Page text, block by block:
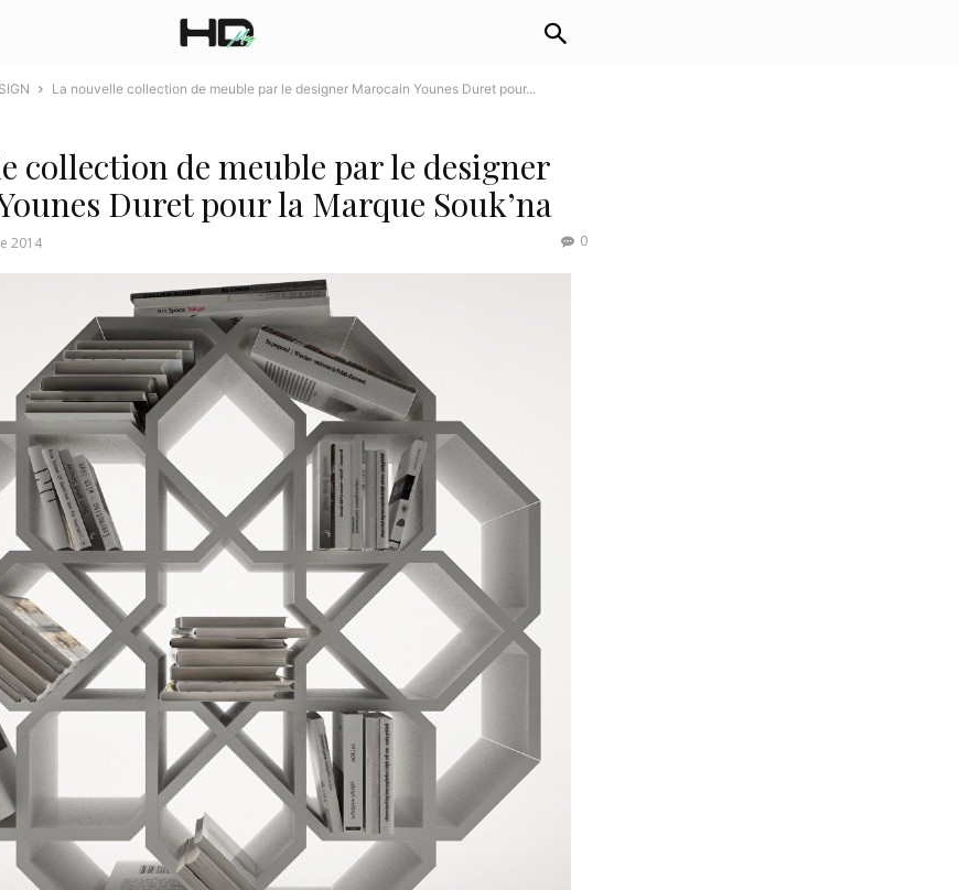
La nouvelle collection de meuble par le designer Marocain Younes Duret pour...
collection de meuble par le designer
Duret pour la Marque Souk’na
2014 0